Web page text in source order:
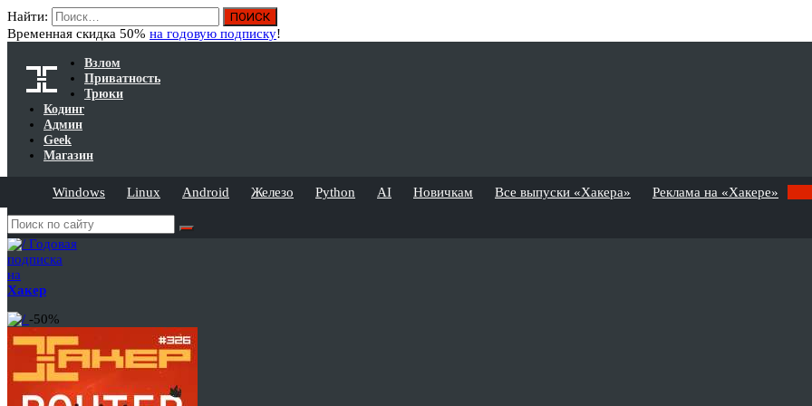
Найти:
Временная скидка 50% на годовую подписку!
Взлом
Приватность
Трюки
Кодинг
Админ
Geek
Магазин
Windows Linux Android Железо Python AI Новичкам Все выпуски «Хакера» Реклама на «Хакере»
Годовая
подписка
на
Хакер
-50%